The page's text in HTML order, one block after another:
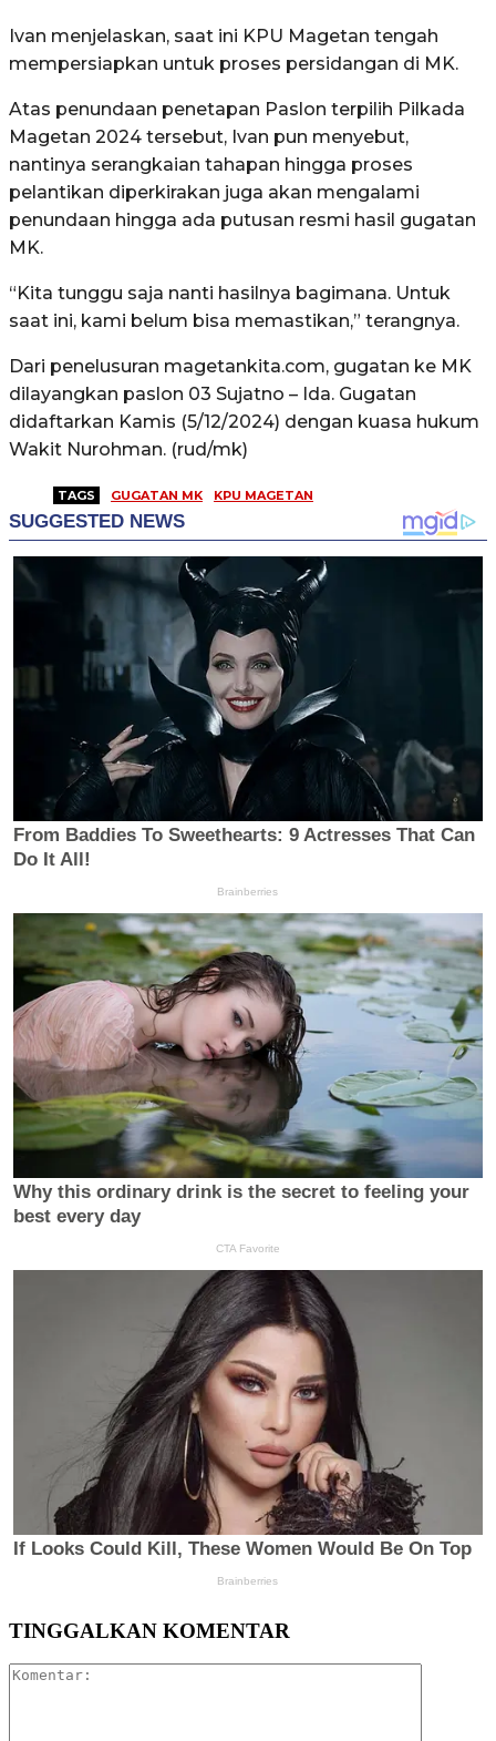
Ivan menjelaskan, saat ini KPU Magetan tengah
mempersiapkan untuk proses persidangan di MK.
Atas penundaan penetapan Paslon terpilih Pilkada
Magetan 2024 tersebut, Ivan pun menyebut,
nantinya serangkaian tahapan hingga proses
pelantikan diperkirakan juga akan mengalami
penundaan hingga ada putusan resmi hasil gugatan
MK.
“Kita tunggu saja nanti hasilnya bagimana. Untuk
saat ini, kami belum bisa memastikan,” terangnya.
Dari penelusuran magetankita.com, gugatan ke MK
dilayangkan paslon 03 Sujatno – Ida. Gugatan
didaftarkan Kamis (5/12/2024) dengan kuasa hukum
Wakit Nurohman. (rud/mk)
TAGS GUGATAN MK KPU MAGETAN
TINGGALKAN KOMENTAR